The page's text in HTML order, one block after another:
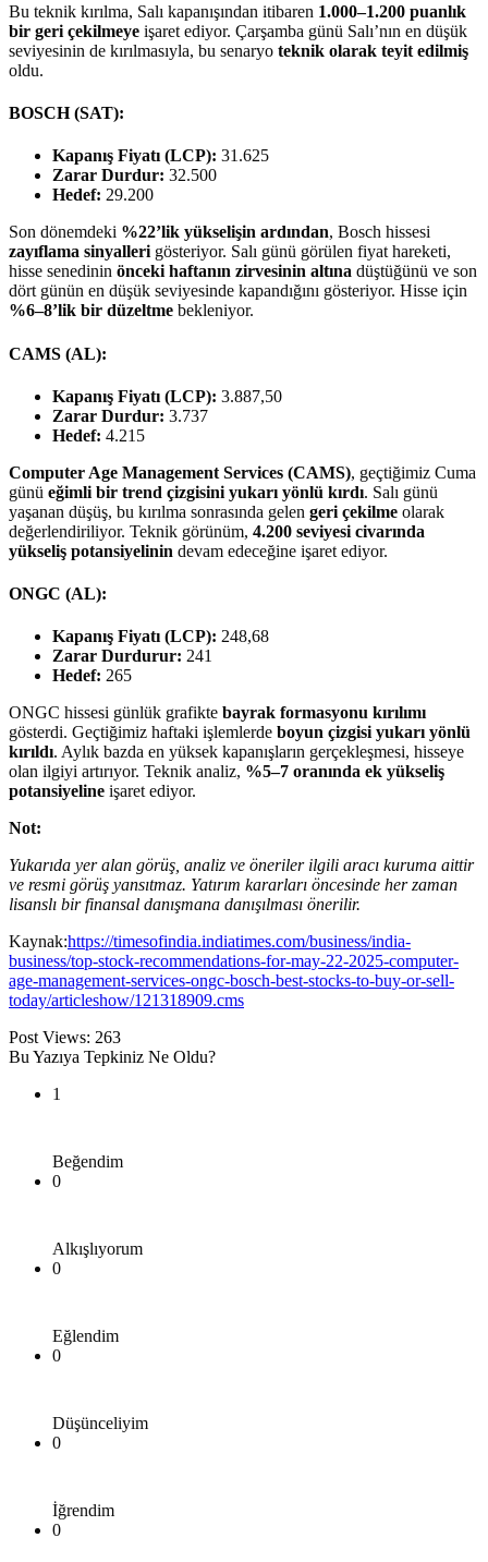
Bu teknik kırılma, Salı kapanışından itibaren 1.000–1.200 puanlık
bir geri çekilmeye işaret ediyor. Çarşamba günü Salı’nın en düşük
seviyesinin de kırılmasıyla, bu senaryo teknik olarak teyit edilmiş
oldu.
BOSCH (SAT):
Kapanış Fiyatı (LCP): 31.625
Zarar Durdur: 32.500
Hedef: 29.200
Son dönemdeki %22’lik yükselişin ardından, Bosch hissesi
zayıflama sinyallerigösteriyor. Salı günü görülen fiyat hareketi,
hisse senedinin önceki haftanın zirvesinin altına düştüğünü ve son
dört günün en düşük seviyesinde kapandığını gösteriyor. Hisse için
%6–8’lik bir düzeltme bekleniyor.
CAMS (AL):
Kapanış Fiyatı (LCP): 3.887,50
Zarar Durdur: 3.737
Hedef: 4.215
Computer Age Management Services (CAMS), geçtiğimiz Cuma
günü eğimli bir trend çizgisini yukarı yönlü kırdı. Salı günü
yaşanan düşüş, bu kırılma sonrasında gelen geri çekilme olarak
değerlendiriliyor. Teknik görünüm, 4.200 seviyesi civarında
yükseliş potansiyelinin devam edeceğine işaret ediyor.
ONGC (AL):
Kapanış Fiyatı (LCP): 248,68
Zarar Durdurur: 241
Hedef: 265
ONGC hissesi günlük grafikte bayrak formasyonu kırılımı
gösterdi. Geçtiğimiz haftaki işlemlerde boyun çizgisi yukarı yönlü
kırıldı. Aylık bazda en yüksek kapanışların gerçekleşmesi, hisseye
olan ilgiyi artırıyor. Teknik analiz, %5–7 oranında ek yükseliş
potansiyeline işaret ediyor.
Not:
Yukarıda yer alan görüş, analiz ve öneriler ilgili aracı kuruma aittir
ve resmi görüş yansıtmaz. Yatırım kararları öncesinde her zaman
lisanslı bir finansal danışmana danışılması önerilir.
Kaynak:https://timesofindia.indiatimes.com/business/india-
business/top-stock-recommendations-for-may-22-2025-computer-
age-management-services-ongc-bosch-best-stocks-to-buy-or-sell-
today/articleshow/121318909.cms
Post Views: 263
Bu Yazıya Tepkiniz Ne Oldu?
1
Beğendim
0
Alkışlıyorum
0
Eğlendim
0
Düşünceliyim
0
İğrendim
0